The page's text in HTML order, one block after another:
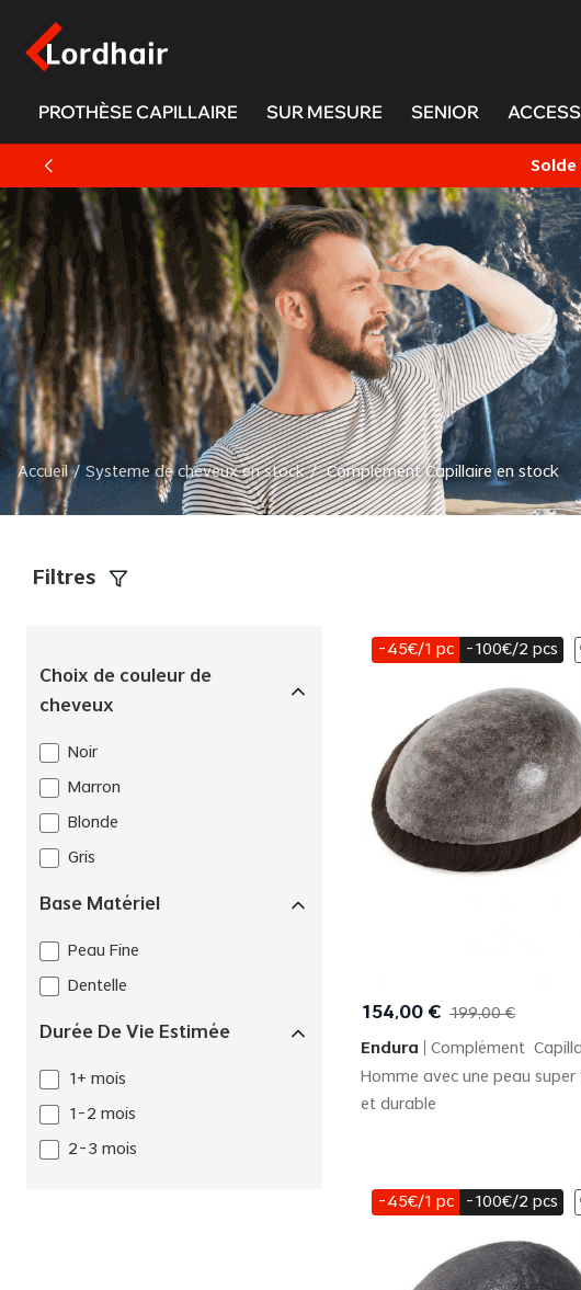
PROTHÈSE CAPILLAIRE SUR MESURE SENIOR
Accueil / Systeme de cheveux en stock / Complément Capillaire en stock
Filtres
Choix de couleur de
cheveux
Noir
Marron
Blonde
Gris
Base Matériel
Peau Fine
Dentelle
Durée De Vie Estimée
1+ mois
1-2 mois
2-3 mois
Quick View
-45€/1 pc -100€/2 pcs
154,00 € 199,00 €
Endura
Complément
Homme avec une peau super
et durable
-45€/1 pc -100€/2 pcs